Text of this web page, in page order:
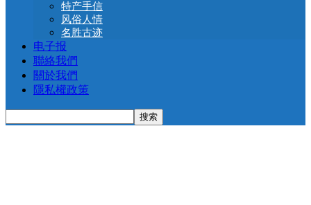
特产手信
风俗人情
名胜古迹
电子报
聯絡我們
關於我們
隱私權政策